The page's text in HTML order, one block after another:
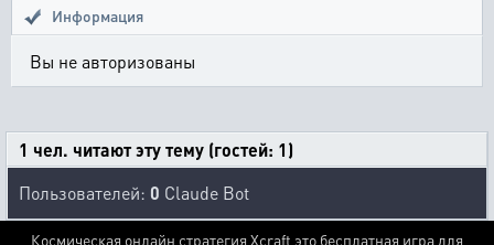
Информация
Вы не авторизованы
1 чел. читают эту тему (гостей: 1)
Пользователей: 0 Claude Bot
Космическая онлайн стратегия Xcraft это бесплатная игра для